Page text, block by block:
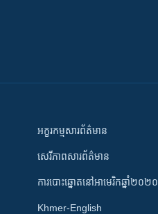
អក្ខរកម្មសារព័ត៌មាន
សេរីភាពសារព័ត៌មាន
ការបោះឆ្នោតនៅអាមេរិកឆ្នាំ២០២០
Khmer-English